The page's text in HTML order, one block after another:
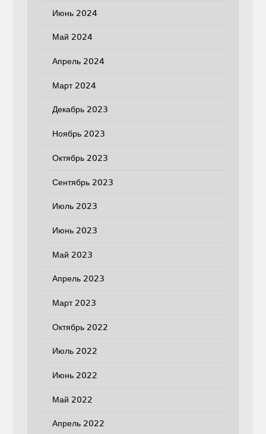
Июнь 2024
Май 2024
Апрель 2024
Март 2024
Декабрь 2023
Ноябрь 2023
Октябрь 2023
Сентябрь 2023
Июль 2023
Июнь 2023
Май 2023
Апрель 2023
Март 2023
Октябрь 2022
Июль 2022
Июнь 2022
Май 2022
Апрель 2022